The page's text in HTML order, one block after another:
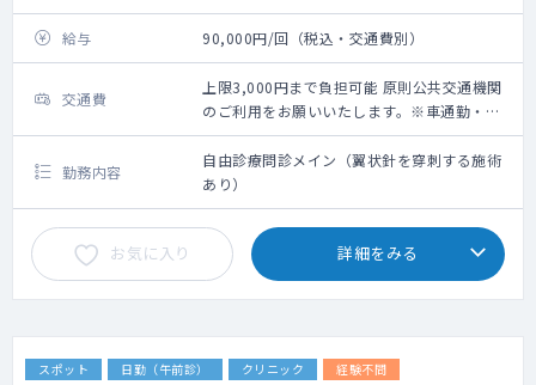
給与 90,000円/回（税込・交通費別）
交通費
上限3,000円まで負担可能 原則公共交通機関
のご利用をお願いいたします。※車通勤・タ
クシー利用要相談
勤務内容
自由診療問診メイン（翼状針を穿刺する施術
あり）
お気に入り 詳細をみる
スポット 日勤（午前診） クリニック
経験不問